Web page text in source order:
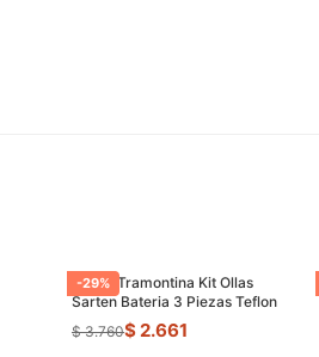
-29%
Juego Tramontina Kit Ollas
Sarten Bateria 3 Piezas Teflon
$ 3.760$ 2.661